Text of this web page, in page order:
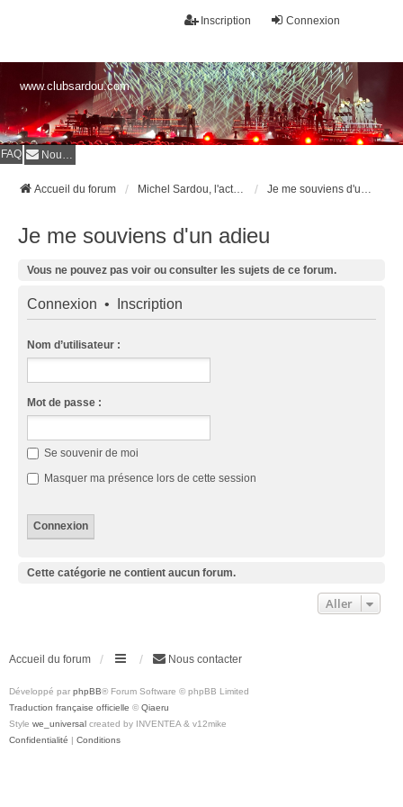
Connexion
Inscription
www.clubsardou.com
FAQ Nous contacter
Accueil du forum Michel Sardou, l'actualité Je me souviens d'un adieu
Je me souviens d'un adieu
Vous ne pouvez pas voir ou consulter les sujets de ce forum.
Connexion • Inscription
Nom d’utilisateur :
Mot de passe :
Se souvenir de moi
Masquer ma présence lors de cette session
Cette catégorie ne contient aucun forum.
Aller
Accueil du forum Nous contacter
Développé par phpBB® Forum Software © phpBB Limited
Traduction française officielle © Qiaeru
Style we_universal created by INVENTEA & v12mike
Confidentialité | Conditions